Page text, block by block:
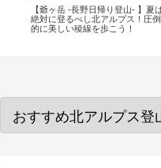
【上高地〜涸沢カール〜奥穂高
へ】日本一の紅葉が広がる涸沢カ
ール！そしてモルゲンロートで赤